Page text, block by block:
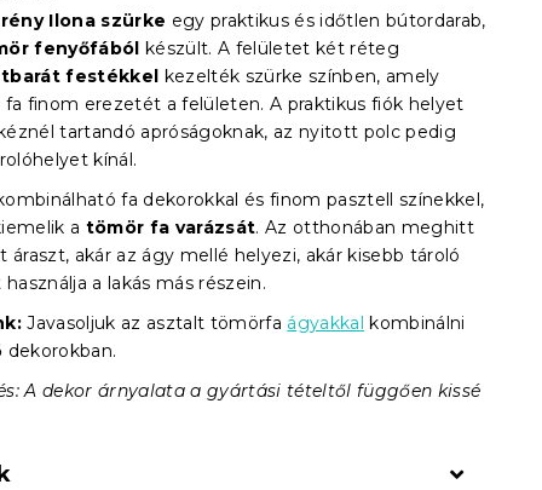
Ilona szürke egy praktikus és időtlen bútordarab,
fenyőfából készült. A felületet két réteg
festékkel kezelték szürke színben, amely
finom erezetét a felületen. A praktikus fiók helyet
tartandó apróságoknak, az nyitott polc pedig
kínál.
fa dekorokkal és finom pasztell színekkel,
a tömör fa varázsát. Az otthonában meghitt
áraszt, akár az ágy mellé helyezi, akár kisebb tároló
a lakás más részein.
Javasoljuk az asztalt tömörfa ágyakkal kombinálni
dekorokban.
A dekor árnyalata a gyártási tételtől függően kissé